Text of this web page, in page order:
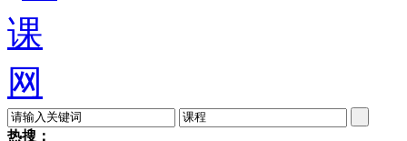
热搜：